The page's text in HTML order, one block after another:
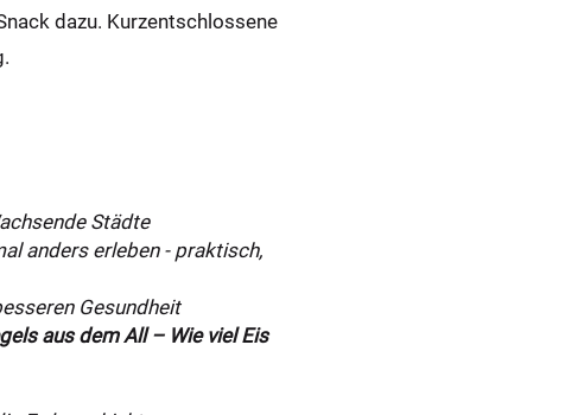
dazu. Kurzentschlossene
Städte
anders erleben - praktisch,
Gesundheit
aus dem All – Wie viel Eis